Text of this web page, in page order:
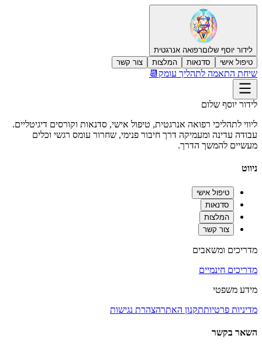
לידור יוסף שלוםרפואה אנרגטית
טיפול אישי
סדנאות המלצות צור קשר
שיחת התאמה לתהליך עומק📆
לידור יוסף שלום
ליווי לתהליכי רפואה אנרגטית, טיפול אישי, סדנאות וקורסים דיגיטליים.
עבודה עדינה ומעמיקה דרך חיבור פנימי, שחרור עומס רגשי וכלים
מעשיים להמשך הדרך.
ניווט
טיפול אישי
סדנאות
המלצות
צור קשר
מדריכים ומשאבים
מדריכים חינמיים
מידע משפטי
מדיניות פרטיותתקנון האתרהצהרת נגישות
השאר בקשר